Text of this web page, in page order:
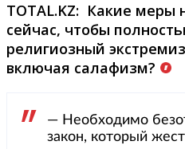
TOTAL.KZ: Какие меры
сейчас, чтобы
религиозный
включая салафизм?
— Необходимо
закон, который